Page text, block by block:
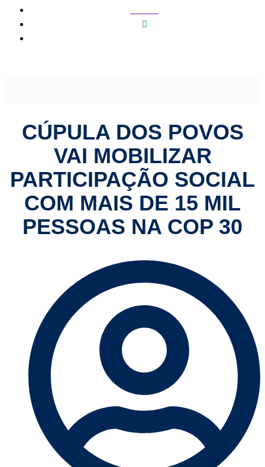
CÚPULA DOS POVOS
VAI MOBILIZAR
PARTICIPAÇÃO SOCIAL
COM MAIS DE 15 MIL
PESSOAS NA COP 30